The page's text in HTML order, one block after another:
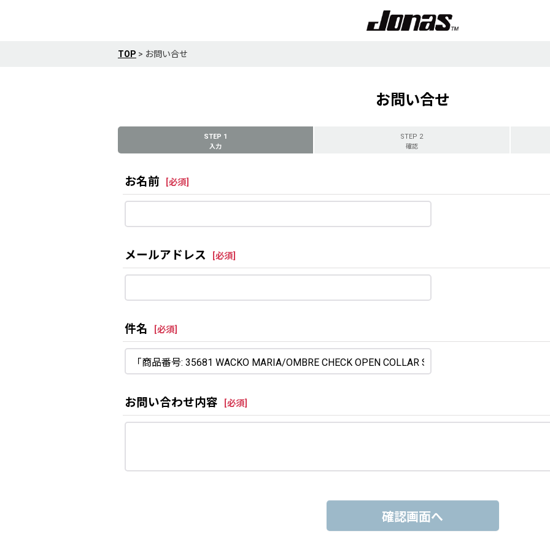
TOP > お問い合せ
お問い合せ
STEP 1
入力
STEP 2
確認
お名前 必須
メールアドレス 必須
件名 必須
お問い合わせ内容 必須
確認画面へ